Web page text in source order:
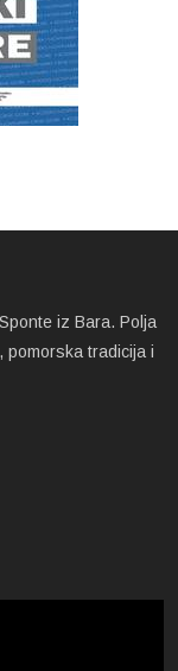
iz Bara. Polja
pomorska tradicija i